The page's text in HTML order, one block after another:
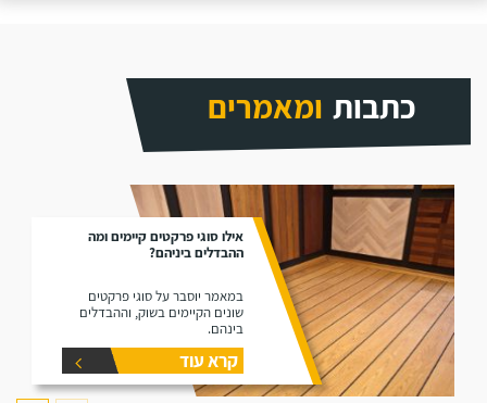
כתבות ומאמרים
אילו סוגי פרקטים קיימים ומה
ההבדלים ביניהם?
במאמר יוסבר על סוגי פרקטים
שונים הקיימים בשוק, וההבדלים
בינהם.
קרא עוד